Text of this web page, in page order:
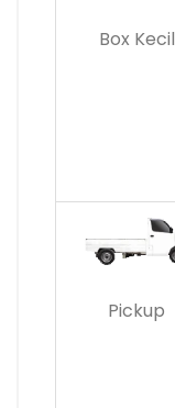
Box Kecil
Pickup